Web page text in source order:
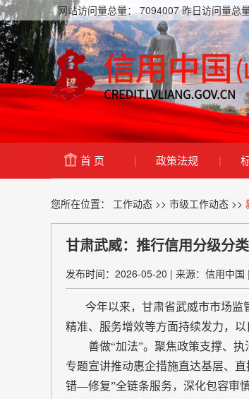
网站访问量总量： 7094007 昨日访问量总
首 页 | 政策法规 |
您所在位置： 工作动态 >> 市级工作动态 >>
甘肃武威：推行信用分级分
发布时间：2026-05-20 | 来源：信用中国 |
今年以来，甘肃省武威市市场监
精准、服务增效等方面持续发力，
善做“加法”。聚焦政策支撑、执
专题宣讲推动惠企措施直达基层、
错—修复”全链条服务，深化包容审